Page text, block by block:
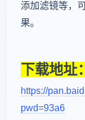
添加滤镜等，
果。
下载地址：
https://
pwd=93a6